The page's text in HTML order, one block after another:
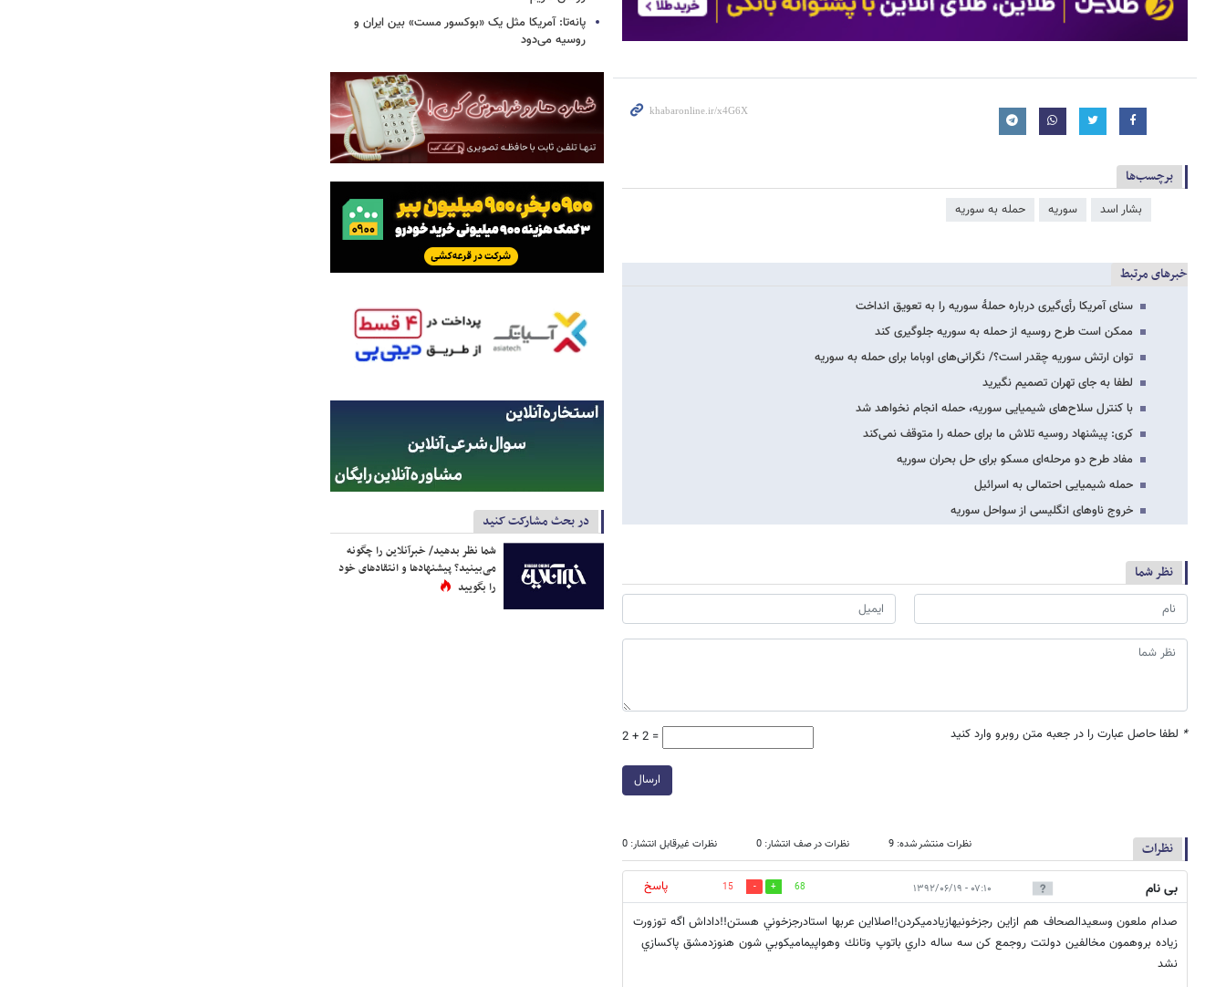
برچسب‌ها
بشار اسد سوریه حمله به سوریه
خبرهای مرتبط
سنای آمریکا رأی‌گیری درباره حملۀ سوریه را به تعویق انداخت
ممکن است طرح روسیه از حمله به سوریه جلوگیری کند
توان ارتش سوریه چقدر است؟/ نگرانی‌های اوباما برای حمله به سوریه
لطفا به جای تهران تصمیم نگیرید
با کنترل سلاح‌های شیمیایی سوریه، حمله انجام نخواهد شد
کری: پیشنهاد روسیه تلاش ما برای حمله را متوقف نمی‌کند
مفاد طرح دو مرحله‌ای مسکو برای حل بحران سوریه
حمله شیمیایی احتمالی به اسرائیل
خروج ناوهای انگلیسی از سواحل سوریه
نظر شما
* لطفا حاصل عبارت را در جعبه متن روبرو وارد کنید 2 + 2 =
ارسال
نظرات نظرات منتشر شده: 9 نظرات در صف انتشار: 0 نظرات غیرقابل انتشار: 0
بی نام ۰۷:۱۰ - ۱۳۹۲/۰۶/۱۹ 68
15
پاسخ
صدام ملعون وسعيدالصحاف هم ازاين رجزخونيهازيادميكردن!اصلااين عربها استادرجزخوني هستن!!داداش اگه توزورت
زياده بروهمون مخالفين دولتت روجمع كن سه ساله داري باتوپ وتانك وهواپيماميكوبي شون هنوزدمشق پاكسازي
نشد
پانه‌تا: آمریکا مثل یک «بوکسور مست» بین ایران و
روسیه می‌دود
در بحث مشارکت کنید
شما نظر بدهید/ خبرآنلاین را چگونه
می‌بینید؟ پیشنهادها و انتقادهای خود
را بگویید